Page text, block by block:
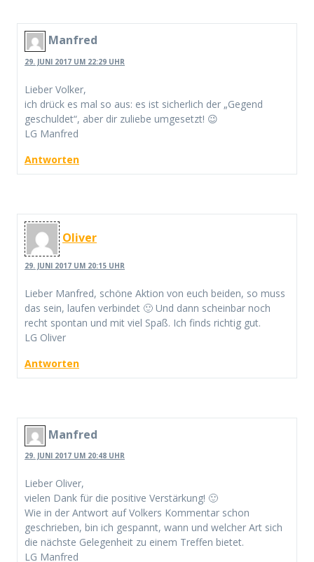
Manfred
29. JUNI 2017 UM 22:29 UHR
Lieber Volker,
ich drück es mal so aus: es ist sicherlich der „Gegend
geschuldet“, aber dir zuliebe umgesetzt! 😉
LG Manfred
Antworten
Oliver
29. JUNI 2017 UM 20:15 UHR
Lieber Manfred, schöne Aktion von euch beiden, so muss
das sein, laufen verbindet 🙂 Und dann scheinbar noch
recht spontan und mit viel Spaß. Ich finds richtig gut.
LG Oliver
Antworten
Manfred
29. JUNI 2017 UM 20:48 UHR
Lieber Oliver,
vielen Dank für die positive Verstärkung! 🙂
Wie in der Antwort auf Volkers Kommentar schon
geschrieben, bin ich gespannt, wann und welcher Art sich
die nächste Gelegenheit zu einem Treffen bietet.
LG Manfred